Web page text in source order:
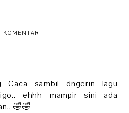
KOMENTAR
Caca sambil dngerin lagu
ehhh mampir sini ada
🤣🤣